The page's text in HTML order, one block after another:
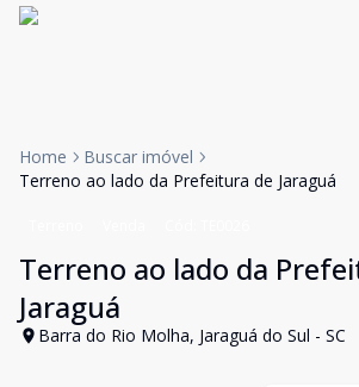
Home
Buscar imóvel
Terreno ao lado da Prefeitura de Jaraguá
Terreno ao lado da
Jaraguá
Barra do Rio Molha, Jaraguá do Sul - SC